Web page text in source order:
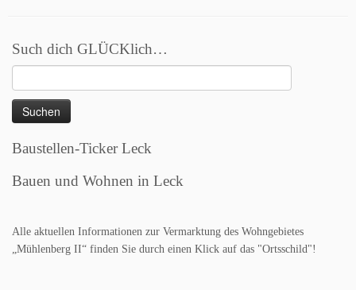
Such dich GLÜCKlich…
nach:
Baustellen-Ticker Leck
Bauen und Wohnen in Leck
Alle aktuellen Informationen zur Vermarktung des Wohngebietes
„Mühlenberg II“ finden Sie durch einen Klick auf das "Ortsschild"!